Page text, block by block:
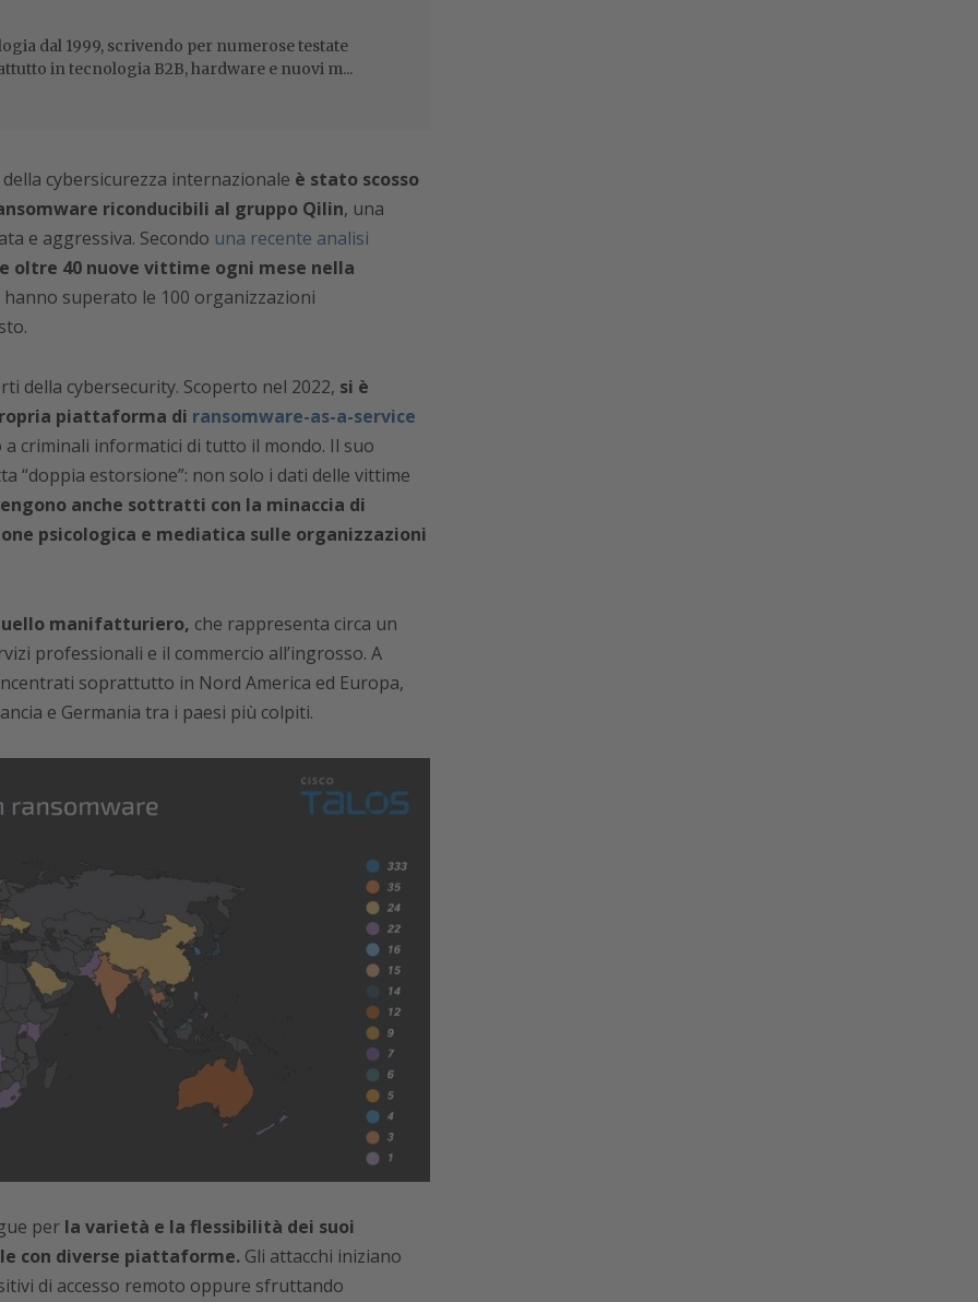
dal 1999, scrivendo per numerose testate
in tecnologia B2B, hardware e nuovi m...
cybersicurezza internazionale è stato scosso
riconducibili al gruppo Qilin, una
e aggressiva. Secondo una recente analisi
oltre 40 nuove vittime ogni mese nella
hanno superato le 100 organizzazioni
della cybersecurity. Scoperto nel 2022, si è
piattaforma di ransomware-as-a-service
criminali informatici di tutto il mondo. Il suo
“doppia estorsione”: non solo i dati delle vittime
anche sottratti con la minaccia di
psicologica e mediatica sulle organizzazioni
manifatturiero, che rappresenta circa un
professionali e il commercio all’ingrosso. A
soprattutto in Nord America ed Europa,
e Germania tra i paesi più colpiti.
per la varietà e la flessibilità dei suoi
con diverse piattaforme.Gli attacchi iniziano
di accesso remoto oppure sfruttando